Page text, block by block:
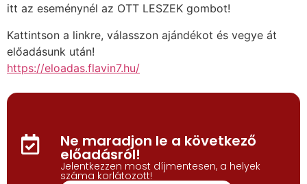
itt az eseménynél az OTT LESZEK gombot!
Kattintson a linkre, válasszon ajándékot és vegye át
előadásunk után!
https://eloadas.flavin7.hu/
Ne maradjon le a következő
előadásról!
Jelentkezzen most díjmentesen, a helyek
száma korlátozott!